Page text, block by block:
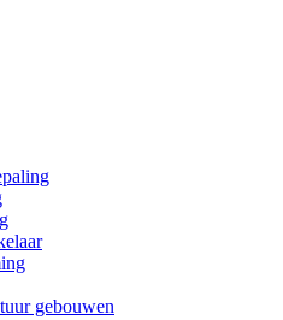
gebouwen